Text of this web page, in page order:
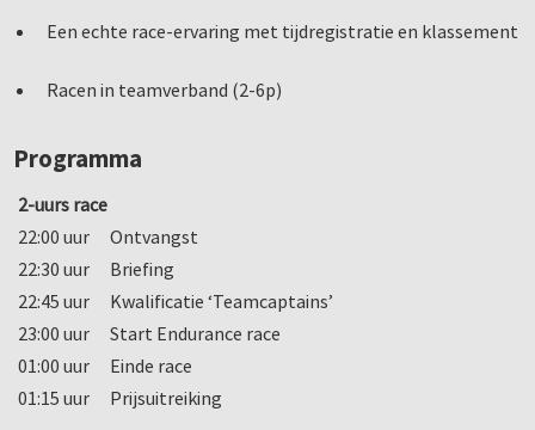
Een echte race-ervaring met tijdregistratie en klassement
Racen in teamverband (2-6p)
Programma
2-uurs race
22:00 uur
Ontvangst
22:30 uur
Briefing
22:45 uur
Kwalificatie ‘Teamcaptains’
23:00 uur
Start Endurance race
01:00 uur
Einde race
01:15 uur
Prijsuitreiking